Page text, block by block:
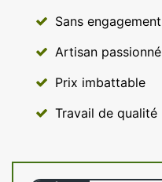
Sans engagement
Artisan passionné
Prix imbattable
Travail de qualité